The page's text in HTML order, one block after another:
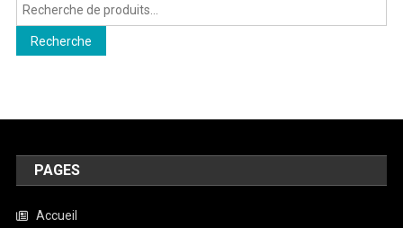
Recherche
pour :
Recherche
PAGES
Accueil